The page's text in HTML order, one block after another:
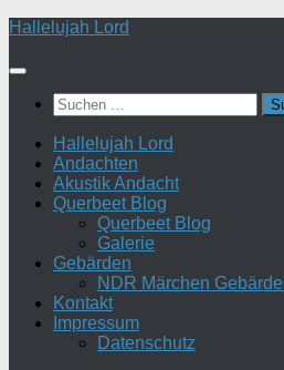
Zum
springen
Hallelujah Lord
Suchen
nach:
Hallelujah Lord
Andachten
Akustik Andacht
Querbeet Blog
Querbeet Blog
Galerie
Gebärden
NDR Märchen
Kontakt
Impressum
Datenschutz